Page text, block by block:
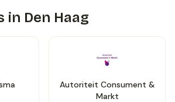
in Den Haag
Autoriteit Consument &
Markt